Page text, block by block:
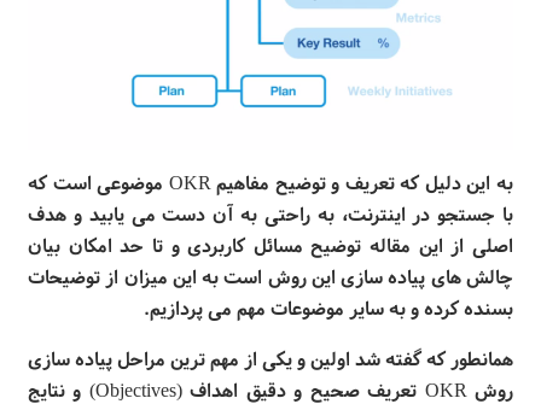
به این دلیل که تعریف و توضیح مفاهیمOKR موضوعی است که
با جستجو در اینترنت، به راحتی به آن دست می یابید و هدف
اصلی از این مقاله توضیح مسائل کاربردی و تا حد امکان بیان
چالش های پیاده سازی این روش است به این میزان از توضیحات
بسنده کرده و به سایر موضوعات مهم می پردازیم.
همانطور که گفته شد اولین و یکی از مهم ترین مراحل پیاده سازی
روشOKR تعریف صحیح و دقیق اهداف (Objectives) و نتایج